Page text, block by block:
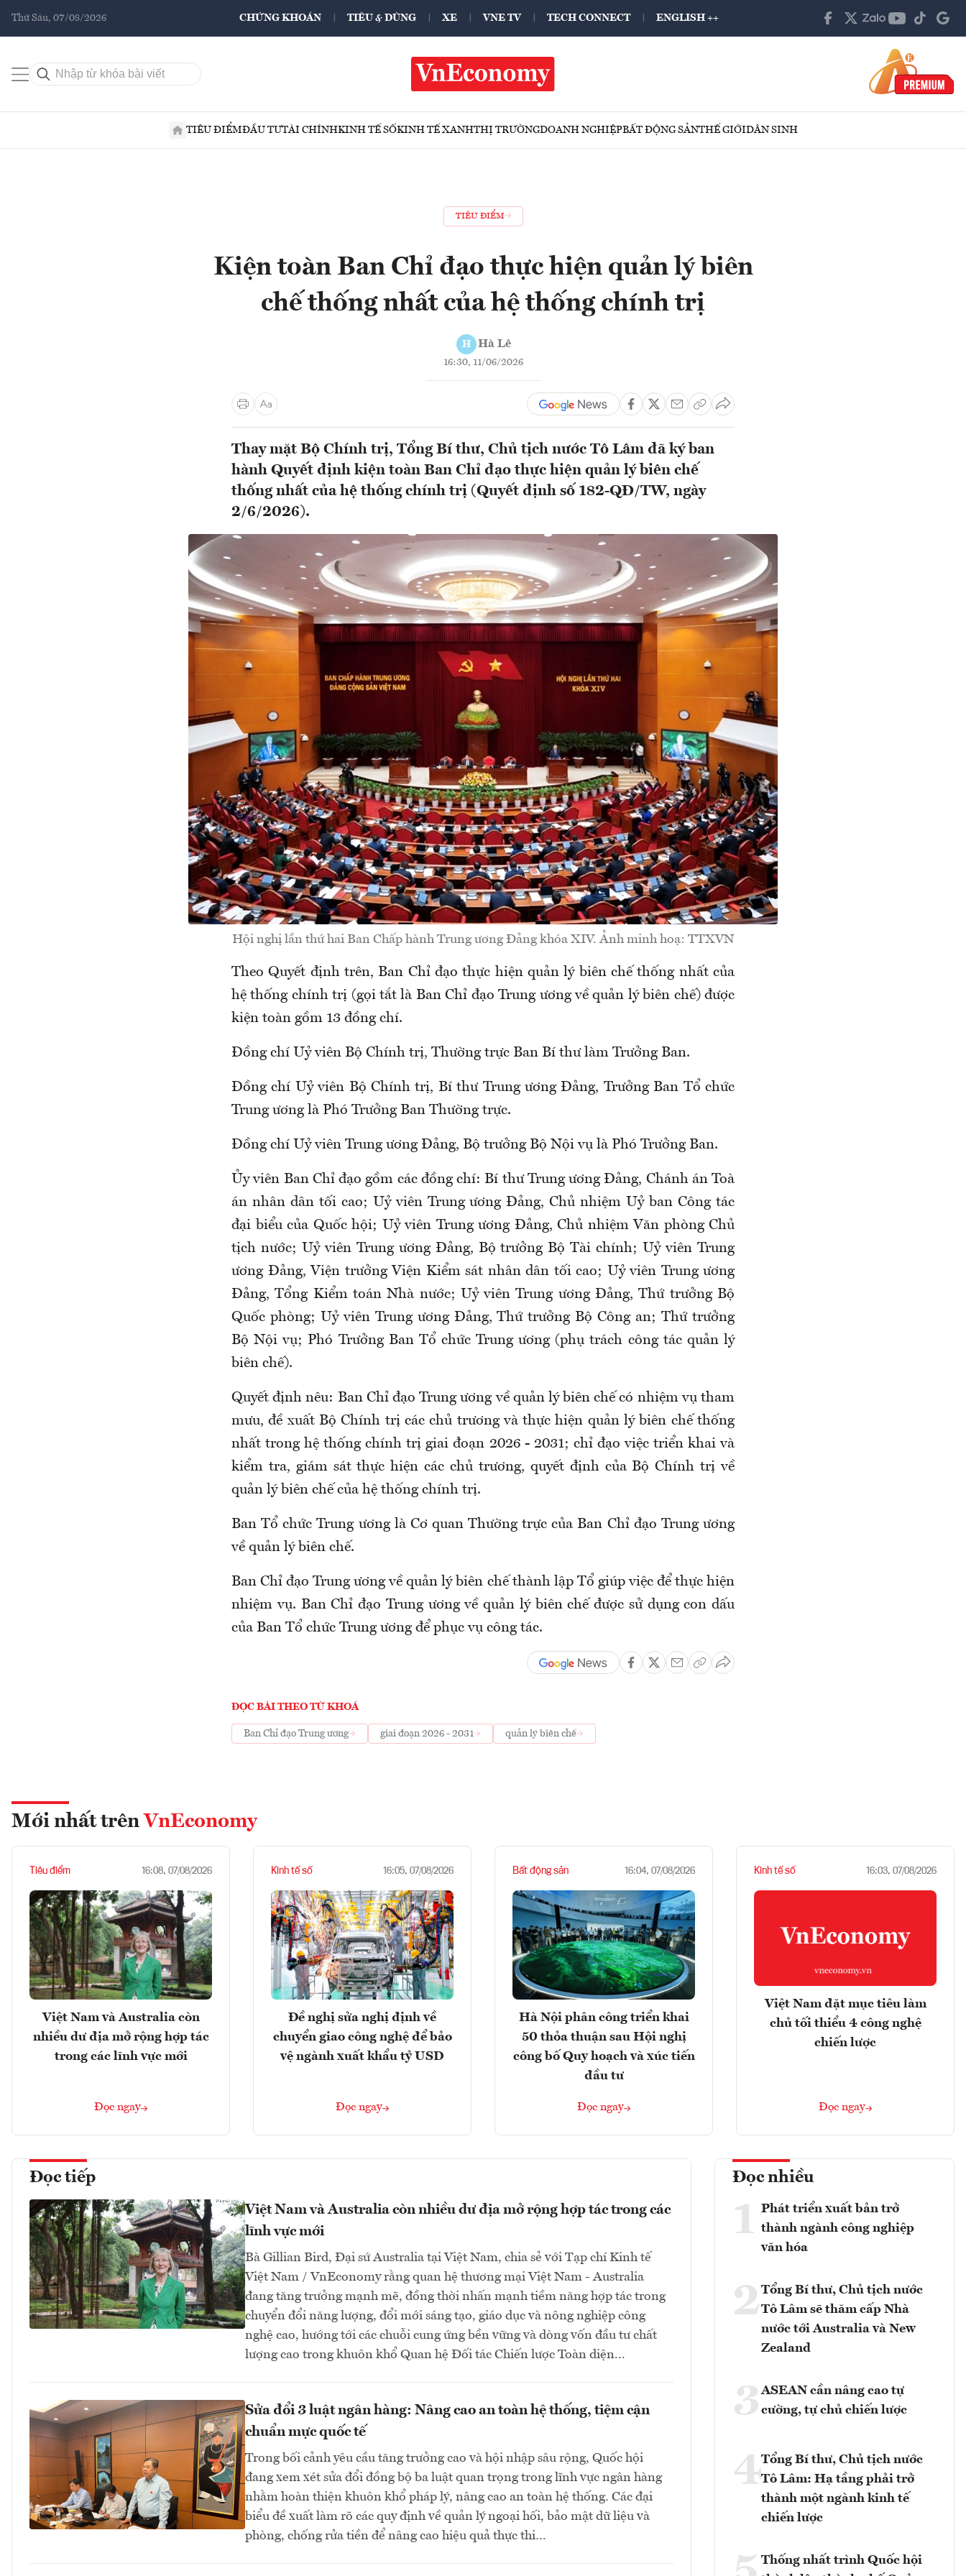
Thứ Sáu, 07/08/2026 CHỨNG KHOÁN TIÊU & DÙNG XE VNE TV TECH CONNECT ENGLISH ++
TIÊU ĐIỂMĐẦU TƯTÀI CHÍNHKINH TẾ SỐKINH TẾ XANHTHỊ TRƯỜNGDOANH NGHIỆPBẤT ĐỘNG SẢNTHẾ GIỚIDÂN SINH
TIÊU ĐIỂM
Kiện toàn Ban Chỉ đạo thực hiện quản lý biên
chế thống nhất của hệ thống chính trị
H Hà Lê
16:30, 11/06/2026
Thay mặt Bộ Chính trị, Tổng Bí thư, Chủ tịch nước Tô Lâm đã ký ban
hành Quyết định kiện toàn Ban Chỉ đạo thực hiện quản lý biên chế
thống nhất của hệ thống chính trị (Quyết định số 182-QĐ/TW, ngày
2/6/2026).
Hội nghị lần thứ hai Ban Chấp hành Trung ương Đảng khóa XIV. Ảnh minh hoạ: TTXVN
Theo Quyết định trên, Ban Chỉ đạo thực hiện quản lý biên chế thống nhất của
hệ thống chính trị (gọi tắt là Ban Chỉ đạo Trung ương về quản lý biên chế) được
kiện toàn gồm 13 đồng chí.
Đồng chí Uỷ viên Bộ Chính trị, Thường trực Ban Bí thư làm Trưởng Ban.
Đồng chí Uỷ viên Bộ Chính trị, Bí thư Trung ương Đảng, Trưởng Ban Tổ chức
Trung ương là Phó Trưởng Ban Thường trực.
Đồng chí Uỷ viên Trung ương Đảng, Bộ trưởng Bộ Nội vụ là Phó Trưởng Ban.
Ủy viên Ban Chỉ đạo gồm các đồng chí: Bí thư Trung ương Đảng, Chánh án Toà
án nhân dân tối cao; Uỷ viên Trung ương Đảng, Chủ nhiệm Uỷ ban Công tác
đại biểu của Quốc hội; Uỷ viên Trung ương Đảng, Chủ nhiệm Văn phòng Chủ
tịch nước; Uỷ viên Trung ương Đảng, Bộ trưởng Bộ Tài chính; Uỷ viên Trung
ương Đảng, Viện trưởng Viện Kiểm sát nhân dân tối cao; Uỷ viên Trung ương
Đảng, Tổng Kiểm toán Nhà nước; Uỷ viên Trung ương Đảng, Thứ trưởng Bộ
Quốc phòng; Uỷ viên Trung ương Đảng, Thứ trưởng Bộ Công an; Thứ trưởng
Bộ Nội vụ; Phó Trưởng Ban Tổ chức Trung ương (phụ trách công tác quản lý
biên chế).
Quyết định nêu: Ban Chỉ đạo Trung ương về quản lý biên chế có nhiệm vụ tham
mưu, đề xuất Bộ Chính trị các chủ trương và thực hiện quản lý biên chế thống
nhất trong hệ thống chính trị giai đoạn 2026 - 2031; chỉ đạo việc triển khai và
kiểm tra, giám sát thực hiện các chủ trương, quyết định của Bộ Chính trị về
quản lý biên chế của hệ thống chính trị.
Ban Tổ chức Trung ương là Cơ quan Thường trực của Ban Chỉ đạo Trung ương
về quản lý biên chế.
Ban Chỉ đạo Trung ương về quản lý biên chế thành lập Tổ giúp việc để thực hiện
nhiệm vụ. Ban Chỉ đạo Trung ương về quản lý biên chế được sử dụng con dấu
của Ban Tổ chức Trung ương để phục vụ công tác.
ĐỌC BÀI THEO TỪ KHOÁ
Ban Chỉ đạo Trung ương giai đoạn 2026 - 2031 quản lý biên chế
Mới nhất trên VnEconomy
Tiêu điểm 16:08, 07/08/2026
Việt Nam và Australia còn
nhiều dư địa mở rộng hợp tác
trong các lĩnh vực mới
Đọc ngay
Kinh tế số 16:05, 07/08/2026
Đề nghị sửa nghị định về
chuyển giao công nghệ để bảo
vệ ngành xuất khẩu tỷ USD
Đọc ngay
Bất động sản 16:04, 07/08/2026
Hà Nội phân công triển khai
50 thỏa thuận sau Hội nghị
công bố Quy hoạch và xúc tiến
đầu tư
Đọc ngay
Kinh tế số 16:03, 07/08/2026
Việt Nam đặt mục tiêu làm
chủ tối thiểu 4 công nghệ
chiến lược
Đọc ngay
Đọc tiếp
Việt Nam và Australia còn nhiều dư địa mở rộng hợp tác trong các
lĩnh vực mới
Bà Gillian Bird, Đại sứ Australia tại Việt Nam, chia sẻ với Tạp chí Kinh tế
Việt Nam / VnEconomy rằng quan hệ thương mại Việt Nam - Australia
đang tăng trưởng mạnh mẽ, đồng thời nhấn mạnh tiềm năng hợp tác trong
chuyển đổi năng lượng, đổi mới sáng tạo, giáo dục và nông nghiệp công
nghệ cao, hướng tới các chuỗi cung ứng bền vững và dòng vốn đầu tư chất
lượng cao trong khuôn khổ Quan hệ Đối tác Chiến lược Toàn diện...
Sửa đổi 3 luật ngân hàng: Nâng cao an toàn hệ thống, tiệm cận
chuẩn mực quốc tế
Trong bối cảnh yêu cầu tăng trưởng cao và hội nhập sâu rộng, Quốc hội
đang xem xét sửa đổi đồng bộ ba luật quan trọng trong lĩnh vực ngân hàng
nhằm hoàn thiện khuôn khổ pháp lý, nâng cao an toàn hệ thống. Các đại
biểu đề xuất làm rõ các quy định về quản lý ngoại hối, bảo mật dữ liệu và
phòng, chống rửa tiền để nâng cao hiệu quả thực thi…
Đọc nhiều
1 Phát triển xuất bản trở
thành ngành công nghiệp
văn hóa
2Tổng Bí thư, Chủ tịch nước
Tô Lâm sẽ thăm cấp Nhà
nước tới Australia và New
Zealand
3 ASEAN cần nâng cao tự
cường, tự chủ chiến lược
4Tổng Bí thư, Chủ tịch nước
Tô Lâm: Hạ tầng phải trở
thành một ngành kinh tế
chiến lược
Thống nhất trình Quốc hội